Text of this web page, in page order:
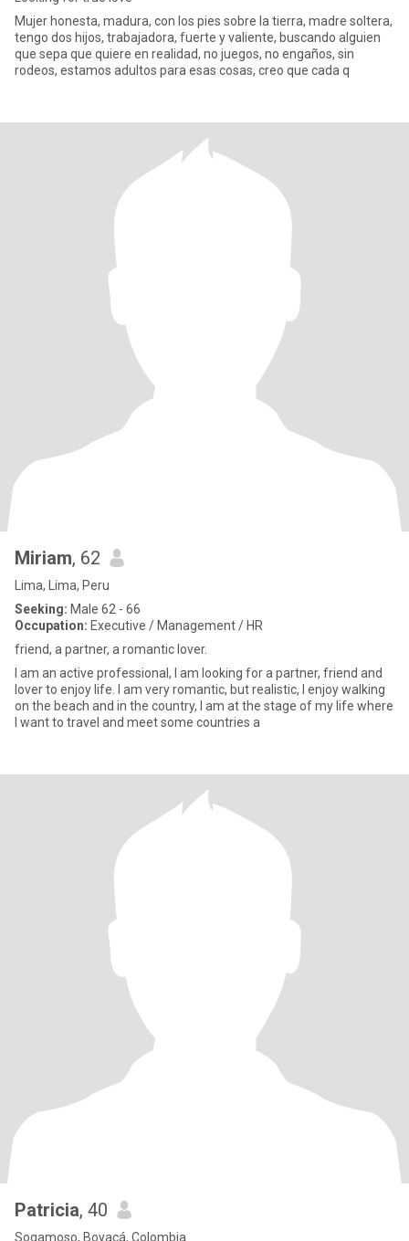
Mujer honesta, madura, con los pies sobre la tierra, madre soltera,
tengo dos hijos, trabajadora, fuerte y valiente, buscando alguien
que sepa que quiere en realidad, no juegos, no engaños, sin
rodeos, estamos adultos para esas cosas, creo que cada q
Miriam, 62
Lima, Lima, Peru
Seeking: Male 62 - 66
Occupation: Executive / Management / HR
friend, a partner, a romantic lover.
I am an active professional, I am looking for a partner, friend and
lover to enjoy life. I am very romantic, but realistic, I enjoy walking
on the beach and in the country, I am at the stage of my life where
I want to travel and meet some countries a
Patricia, 40
Sogamoso, Boyacá, Colombia